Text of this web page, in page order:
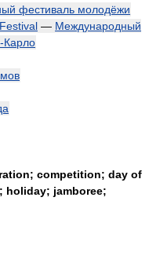
фестиваль молодёжи
— Международный
Карло
competition; day of
holiday; jamboree;